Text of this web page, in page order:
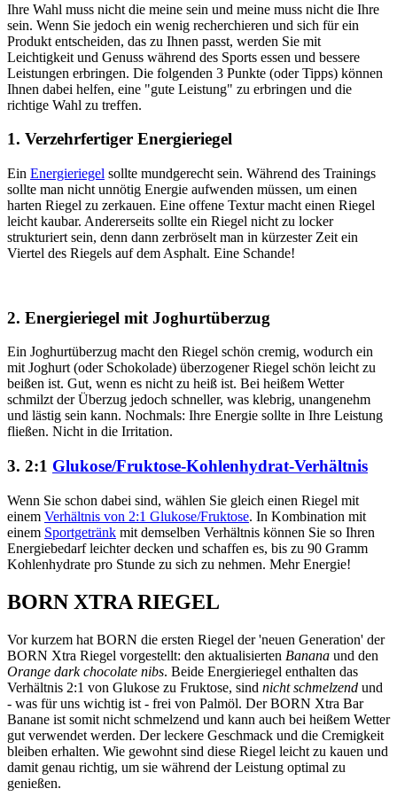
Ihre Wahl muss nicht die meine sein und meine muss nicht die Ihre
sein. Wenn Sie jedoch ein wenig recherchieren und sich für ein
Produkt entscheiden, das zu Ihnen passt, werden Sie mit
Leichtigkeit und Genuss während des Sports essen und bessere
Leistungen erbringen. Die folgenden 3 Punkte (oder Tipps) können
Ihnen dabei helfen, eine "gute Leistung" zu erbringen und die
richtige Wahl zu treffen.
1. Verzehrfertiger Energieriegel
Ein Energieriegel sollte mundgerecht sein. Während des Trainings
sollte man nicht unnötig Energie aufwenden müssen, um einen
harten Riegel zu zerkauen. Eine offene Textur macht einen Riegel
leicht kaubar. Andererseits sollte ein Riegel nicht zu locker
strukturiert sein, denn dann zerbröselt man in kürzester Zeit ein
Viertel des Riegels auf dem Asphalt. Eine Schande!
2. Energieriegel mit Joghurtüberzug
Ein Joghurtüberzug macht den Riegel schön cremig, wodurch ein
mit Joghurt (oder Schokolade) überzogener Riegel schön leicht zu
beißen ist. Gut, wenn es nicht zu heiß ist. Bei heißem Wetter
schmilzt der Überzug jedoch schneller, was klebrig, unangenehm
und lästig sein kann. Nochmals: Ihre Energie sollte in Ihre Leistung
fließen. Nicht in die Irritation.
3. 2:1 Glukose/Fruktose-Kohlenhydrat-Verhältnis
Wenn Sie schon dabei sind, wählen Sie gleich einen Riegel mit
einem Verhältnis von 2:1 Glukose/Fruktose. In Kombination mit
einem Sportgetränk mit demselben Verhältnis können Sie so Ihren
Energiebedarf leichter decken und schaffen es, bis zu 90 Gramm
Kohlenhydrate pro Stunde zu sich zu nehmen. Mehr Energie!
BORN XTRA RIEGEL
Vor kurzem hat BORN die ersten Riegel der 'neuen Generation' der
BORN Xtra Riegel vorgestellt: den aktualisierten Banana und den
Orange dark chocolate nibs. Beide Energieriegel enthalten das
Verhältnis 2:1 von Glukose zu Fruktose, sind nicht schmelzend und
- was für uns wichtig ist - frei von Palmöl. Der BORN Xtra Bar
Banane ist somit nicht schmelzend und kann auch bei heißem Wetter
gut verwendet werden. Der leckere Geschmack und die Cremigkeit
bleiben erhalten. Wie gewohnt sind diese Riegel leicht zu kauen und
damit genau richtig, um sie während der Leistung optimal zu
genießen.